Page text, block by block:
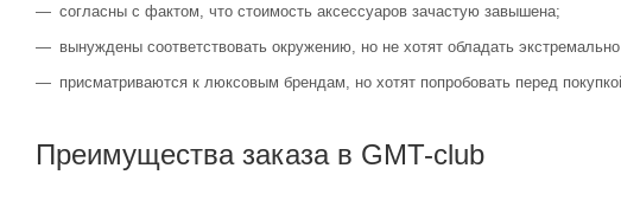
согласны с фактом, что стоимость аксессуаров зачастую завышена;
вынуждены соответствовать окружению, но не хотят обладать
присматриваются к люксовым брендам, но хотят попробовать перед
Преимущества заказа в GMT-club